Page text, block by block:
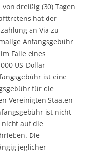
dreißig (30) Tagen
hat der
an Via zu
Anfangsgebühr
Falle eines
US-Dollar
ist eine
für die
Vereinigten Staaten
ist nicht
auf die
Die
jeglicher